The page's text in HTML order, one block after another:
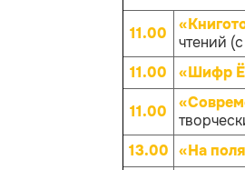
11.00
чтений
11.00
«Шифр
11.00
13.00 «На